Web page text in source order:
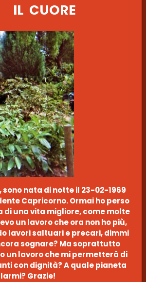
IL CUORE
sono nata di notte il 23-02-1969
Capricorno. Ormai ho perso
di una vita migliore, come molte
un lavoro che ora non ho più,
lavori saltuari e precari, dimmi
sognare? Ma soprattutto
un lavoro che mi permetterà di
con dignità? A quale pianeta
Grazie!